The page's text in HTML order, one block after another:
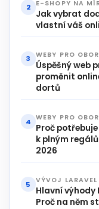
2 E-SHOPY NA
Jak vybrat
vlastní váš
3 WEBY PRO
Úspěšný web
proměnit
dortů
4 WEBY PRO
Proč
k plným
2026
5 VÝVOJ LARAVEL
Hlavní
Proč na něm